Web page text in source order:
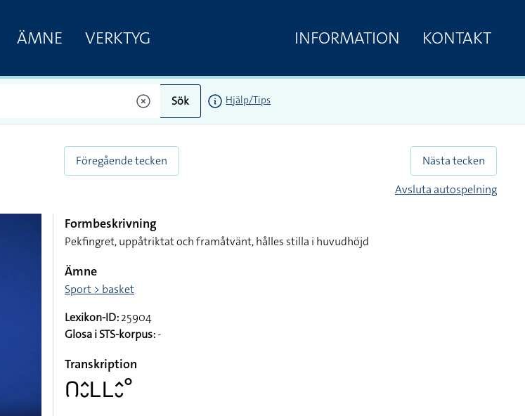
ÄMNE VERKTYG INFORMATION KONTAKT
Sök Hjälp/Tips
Föregående tecken
Nästa tecken
Avsluta autospelning
Formbeskrivning
Pekfingret, uppåtriktat och framåtvänt, hålles stilla i huvudhöjd
Ämne
Sport > basket
Lexikon-ID:25904
Glosa i STS-korpus:-
Transkription
􌤂􌤵􌤷􌥈􌥈􌤵􌤷􌦑